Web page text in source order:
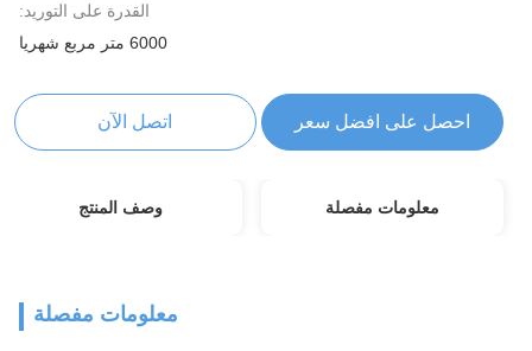
القدرة على التوريد:
6000 متر مربع شهريا
احصل على افضل سعر اتصل الآن
معلومات مفصلة وصف المنتج
معلومات مفصلة